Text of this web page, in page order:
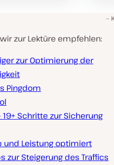
zur Lektüre empfehlen:
zur Optimierung der
Pingdom
Schritte zur Sicherung
und Leistung optimiert
zur Steigerung des Traffics